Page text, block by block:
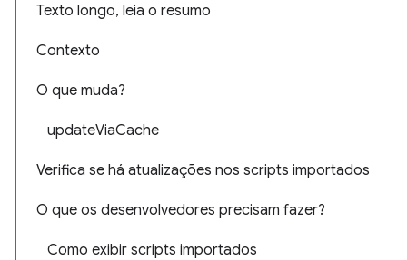
Texto longo, leia o resumo
Contexto
O que muda?
updateViaCache
Verifica se há atualizações nos scripts importados
O que os desenvolvedores precisam fazer?
Como exibir scripts importados